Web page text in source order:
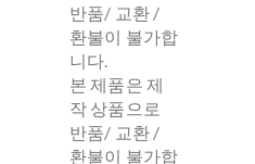
반품/ 교환 /
환불이 불가합
니다.
본 제품은 제
작 상품으로
반품/ 교환 /
환불이 불가합